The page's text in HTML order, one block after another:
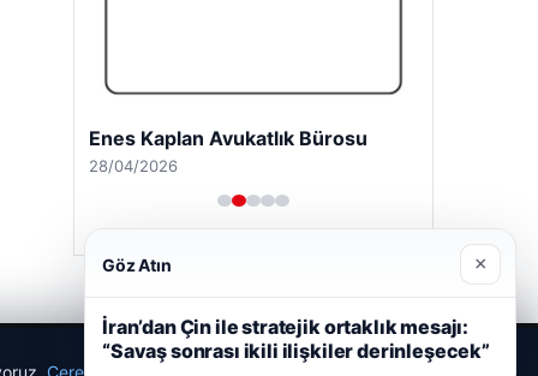
Enes Kaplan Avukatlık Bürosu
28/04/2026
Çerez Politikamız
Göz Atın ×
İran’dan Çin ile stratejik ortaklık mesajı:
“Savaş sonrası ikili ilişkiler derinleşecek”